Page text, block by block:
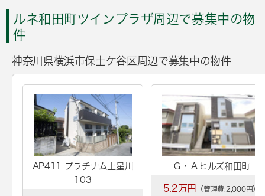
ルネ和田町ツインプラザ周辺で募集中の物
件
神奈川県横浜市保土ケ谷区周辺で募集中の物件
AP411 プラチナム上星川
103
Ｇ・Ａヒルズ和田町
5.2万円 （管理費:2,000円）